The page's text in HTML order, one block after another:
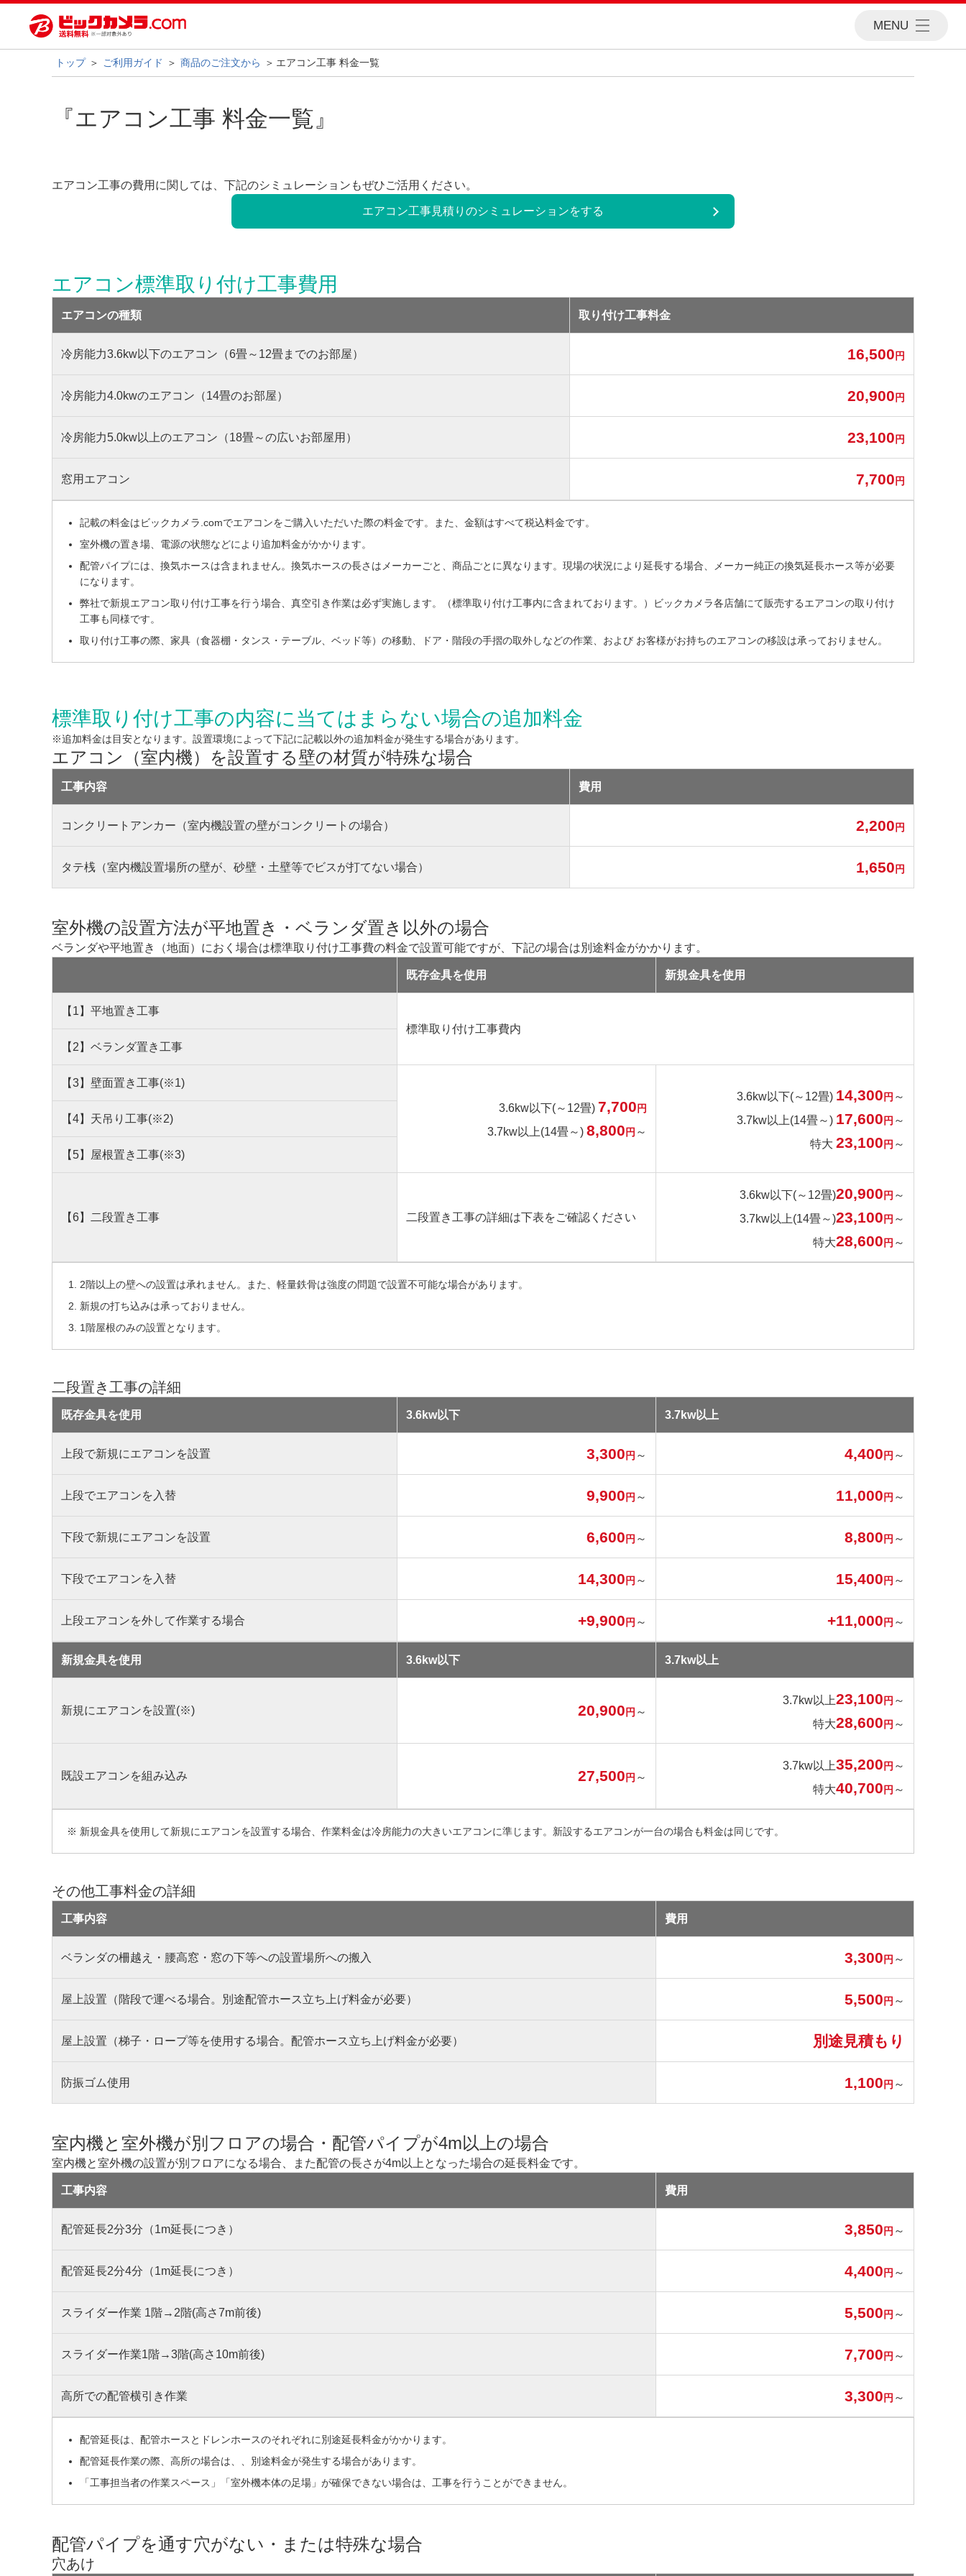
MENU
トップ ご利用ガイド 商品のご注文から エアコン工事 料金一覧
『エアコン工事 料金一覧』
エアコン工事の費用に関しては、下記のシミュレーションもぜひご活用ください。
エアコン工事見積りのシミュレーションをする
エアコン標準取り付け工事費用
エアコンの種類 取り付け工事料金
冷房能力3.6kw以下のエアコン（6畳～12畳までのお部屋） 16,500 円
冷房能力4.0kwのエアコン（14畳のお部屋） 20,900 円
冷房能力5.0kw以上のエアコン（18畳～の広いお部屋用） 23,100 円
窓用エアコン 7,700 円
記載の料金はビックカメラ.comでエアコンをご購入いただいた際の料金です。また、金額はすべて税込料金です。
室外機の置き場、電源の状態などにより追加料金がかかります。
配管パイプには、換気ホースは含まれません。換気ホースの長さはメーカーごと、商品ごとに異なります。現場の状況により延長する場合、メーカー純正の換気延長ホース等が必要
になります。
弊社で新規エアコン取り付け工事を行う場合、真空引き作業は必ず実施します。（標準取り付け工事内に含まれております。）ビックカメラ各店舗にて販売するエアコンの取り付け
工事も同様です。
取り付け工事の際、家具（食器棚・タンス・テーブル、ベッド等）の移動、ドア・階段の手摺の取外しなどの作業、および お客様がお持ちのエアコンの移設は承っておりません。
標準取り付け工事の内容に当てはまらない場合の追加料金
※追加料金は目安となります。設置環境によって下記に記載以外の追加料金が発生する場合があります。
エアコン（室内機）を設置する壁の材質が特殊な場合
工事内容 費用
コンクリートアンカー（室内機設置の壁がコンクリートの場合） 2,200 円
タテ桟（室内機設置場所の壁が、砂壁・土壁等でビスが打てない場合） 1,650 円
室外機の設置方法が平地置き・ベランダ置き以外の場合
ベランダや平地置き（地面）におく場合は標準取り付け工事費の料金で設置可能ですが、下記の場合は別途料金がかかります。
既存金具を使用 新規金具を使用
【1】平地置き工事
標準取り付け工事費内
【2】ベランダ置き工事
【3】壁面置き工事(※1)
3.6kw以下(～12畳) 7,700 円
3.7kw以上(14畳～) 8,800 円 ～
3.6kw以下(～12畳) 14,300 円 ～
3.7kw以上(14畳～) 17,600 円 ～
特大 23,100 円 ～
【4】天吊り工事(※2)
【5】屋根置き工事(※3)
【6】二段置き工事 二段置き工事の詳細は下表をご確認ください
3.6kw以下(～12畳)20,900 円 ～
3.7kw以上(14畳～)23,100 円 ～
特大28,600 円 ～
2階以上の壁への設置は承れません。また、軽量鉄骨は強度の問題で設置不可能な場合があります。
新規の打ち込みは承っておりません。
1階屋根のみの設置となります。
二段置き工事の詳細
既存金具を使用 3.6kw以下 3.7kw以上
上段で新規にエアコンを設置 3,300 円 ～ 4,400 円 ～
上段でエアコンを入替 9,900 円 ～ 11,000 円 ～
下段で新規にエアコンを設置 6,600 円 ～ 8,800 円 ～
下段でエアコンを入替 14,300 円 ～ 15,400 円 ～
上段エアコンを外して作業する場合 +9,900 円 ～ +11,000 円 ～
新規金具を使用 3.6kw以下 3.7kw以上
新規にエアコンを設置(※) 20,900 円 ～
3.7kw以上23,100 円 ～
特大28,600 円 ～
既設エアコンを組み込み 27,500 円 ～
3.7kw以上35,200 円 ～
特大40,700 円 ～
※ 新規金具を使用して新規にエアコンを設置する場合、作業料金は冷房能力の大きいエアコンに準じます。新設するエアコンが一台の場合も料金は同じです。
その他工事料金の詳細
工事内容 費用
ベランダの柵越え・腰高窓・窓の下等への設置場所への搬入 3,300 円 ～
屋上設置（階段で運べる場合。別途配管ホース立ち上げ料金が必要） 5,500 円 ～
屋上設置（梯子・ロープ等を使用する場合。配管ホース立ち上げ料金が必要） 別途見積もり
防振ゴム使用 1,100 円 ～
室内機と室外機が別フロアの場合・配管パイプが4m以上の場合
室内機と室外機の設置が別フロアになる場合、また配管の長さが4m以上となった場合の延長料金です。
工事内容 費用
配管延長2分3分（1m延長につき） 3,850 円 ～
配管延長2分4分（1m延長につき） 4,400 円 ～
スライダー作業 1階→2階(高さ7m前後) 5,500 円 ～
スライダー作業1階→3階(高さ10m前後) 7,700 円 ～
高所での配管横引き作業 3,300 円 ～
配管延長は、配管ホースとドレンホースのそれぞれに別途延長料金がかかります。
配管延長作業の際、高所の場合は、、別途料金が発生する場合があります。
「工事担当者の作業スペース」「室外機本体の足場」が確保できない場合は、工事を行うことができません。
配管パイプを通す穴がない・または特殊な場合
穴あけ